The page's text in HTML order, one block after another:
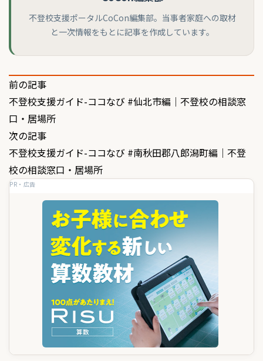
不登校支援ポータルCoCon編集部。当事者家庭への取材
と一次情報をもとに記事を作成しています。
投
稿
ナ
ビ
ゲ
前の記事
不登校支援ガイド-ココなび #仙北市編｜不登校の相談窓
口・居場所
次の記事
不登校支援ガイド-ココなび #南秋田郡八郎潟町編｜不登
校の相談窓口・居場所
PR・広告